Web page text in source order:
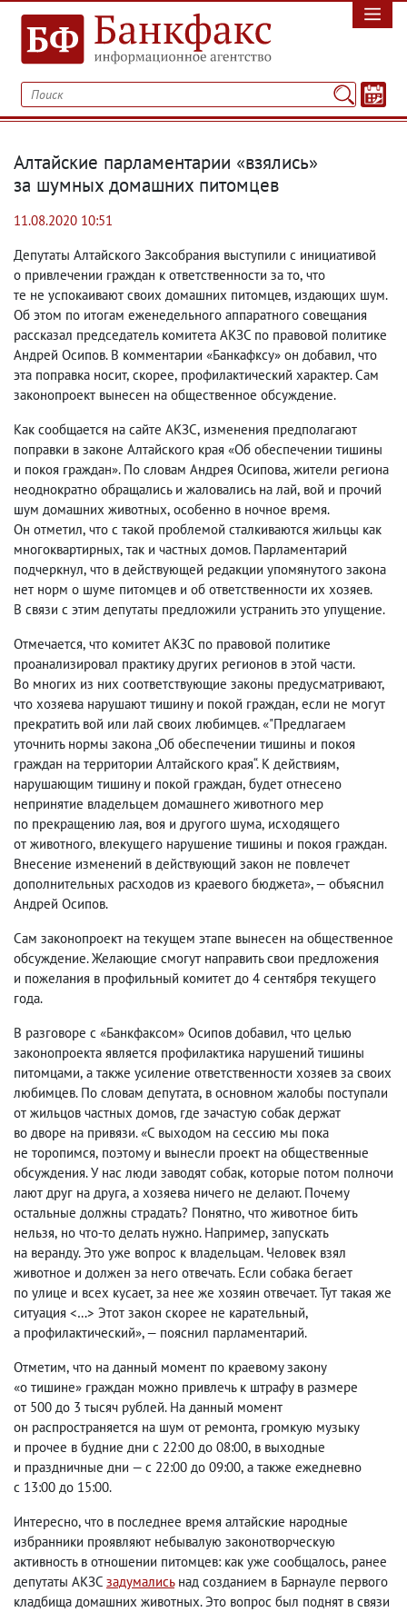
Алтайские парламентарии «взялись»
за шумных домашних питомцев
11.08.2020 10:51
Депутаты Алтайского Заксобрания выступили с инициативой
о привлечении граждан к ответственности за то, что
те не успокаивают своих домашних питомцев, издающих шум.
Об этом по итогам еженедельного аппаратного совещания
рассказал председатель комитета АКЗС по правовой политике
Андрей Осипов. В комментарии «Банкафксу» он добавил, что
эта поправка носит, скорее, профилактический характер. Сам
законопроект вынесен на общественное обсуждение.
Как сообщается на сайте АКЗС, изменения предполагают
поправки в законе Алтайского края «Об обеспечении тишины
и покоя граждан». По словам Андрея Осипова, жители региона
неоднократно обращались и жаловались на лай, вой и прочий
шум домашних животных, особенно в ночное время.
Он отметил, что с такой проблемой сталкиваются жильцы как
многоквартирных, так и частных домов. Парламентарий
подчеркнул, что в действующей редакции упомянутого закона
нет норм о шуме питомцев и об ответственности их хозяев.
В связи с этим депутаты предложили устранить это упущение.
Отмечается, что комитет АКЗС по правовой политике
проанализировал практику других регионов в этой части.
Во многих из них соответствующие законы предусматривают,
что хозяева нарушают тишину и покой граждан, если не могут
прекратить вой или лай своих любимцев. «"Предлагаем
уточнить нормы закона „Об обеспечении тишины и покоя
граждан на территории Алтайского края“. К действиям,
нарушающим тишину и покой граждан, будет отнесено
непринятие владельцем домашнего животного мер
по прекращению лая, воя и другого шума, исходящего
от животного, влекущего нарушение тишины и покоя граждан.
Внесение изменений в действующий закон не повлечет
дополнительных расходов из краевого бюджета», — объяснил
Андрей Осипов.
Сам законопроект на текущем этапе вынесен на общественное
обсуждение. Желающие смогут направить свои предложения
и пожелания в профильный комитет до 4 сентября текущего
года.
В разговоре с «Банкфаксом» Осипов добавил, что целью
законопроекта является профилактика нарушений тишины
питомцами, а также усиление ответственности хозяев за своих
любимцев. По словам депутата, в основном жалобы поступали
от жильцов частных домов, где зачастую собак держат
во дворе на привязи. «С выходом на сессию мы пока
не торопимся, поэтому и вынесли проект на общественные
обсуждения. У нас люди заводят собак, которые потом полночи
лают друг на друга, а хозяева ничего не делают. Почему
остальные должны страдать? Понятно, что животное бить
нельзя, но что-то делать нужно. Например, запускать
на веранду. Это уже вопрос к владельцам. Человек взял
животное и должен за него отвечать. Если собака бегает
по улице и всех кусает, за нее же хозяин отвечает. Тут такая же
ситуация <…> Этот закон скорее не карательный,
а профилактический», — пояснил парламентарий.
Отметим, что на данный момент по краевому закону
«о тишине» граждан можно привлечь к штрафу в размере
от 500 до 3 тысяч рублей. На данный момент
он распространяется на шум от ремонта, громкую музыку
и прочее в будние дни с 22:00 до 08:00, в выходные
и праздничные дни — с 22:00 до 09:00, а также ежедневно
с 13:00 до 15:00.
Интересно, что в последнее время алтайские народные
избранники проявляют небывалую законотворческую
активность в отношении питомцев: как уже сообщалось, ранее
депутаты АКЗС задумалисьнад созданием в Барнауле первого
кладбища домашних животных. Это вопрос был поднят в связи